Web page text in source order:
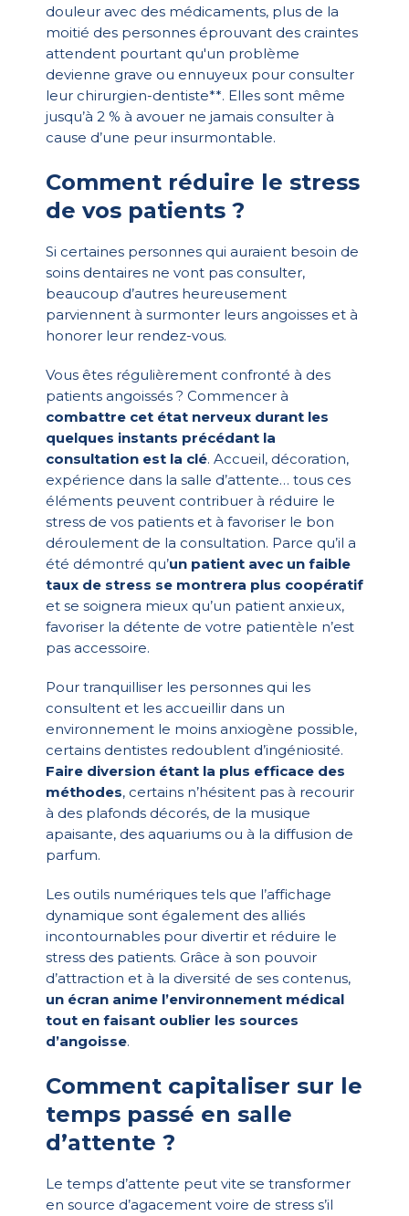
douleur avec des médicaments, plus de la
moitié des personnes éprouvant des craintes
attendent pourtant qu'un problème
devienne grave ou ennuyeux pour consulter
leur chirurgien-dentiste**. Elles sont même
jusqu’à 2 % à avouer ne jamais consulter à
cause d’une peur insurmontable.
Comment réduire le stress
de vos patients ?
Si certaines personnes qui auraient besoin de
soins dentaires ne vont pas consulter,
beaucoup d’autres heureusement
parviennent à surmonter leurs angoisses et à
honorer leur rendez-vous.
Vous êtes régulièrement confronté à des
patients angoissés ? Commencer à
combattre cet état nerveux durant les
quelques instants précédant la
consultation est la clé. Accueil, décoration,
expérience dans la salle d’attente… tous ces
éléments peuvent contribuer à réduire le
stress de vos patients et à favoriser le bon
déroulement de la consultation. Parce qu’il a
été démontré qu’un patient avec un faible
taux de stress se montrera plus coopératif
et se soignera mieux qu’un patient anxieux,
favoriser la détente de votre patientèle n’est
pas accessoire.
Pour tranquilliser les personnes qui les
consultent et les accueillir dans un
environnement le moins anxiogène possible,
certains dentistes redoublent d’ingéniosité.
Faire diversion étant la plus efficace des
méthodes, certains n’hésitent pas à recourir
à des plafonds décorés, de la musique
apaisante, des aquariums ou à la diffusion de
parfum.
Les outils numériques tels que l’affichage
dynamique sont également des alliés
incontournables pour divertir et réduire le
stress des patients. Grâce à son pouvoir
d’attraction et à la diversité de ses contenus,
un écran anime l’environnement médical
tout en faisant oublier les sources
d’angoisse.
Comment capitaliser sur le
temps passé en salle
d’attente ?
Le temps d’attente peut vite se transformer
en source d’agacement voire de stress s’il